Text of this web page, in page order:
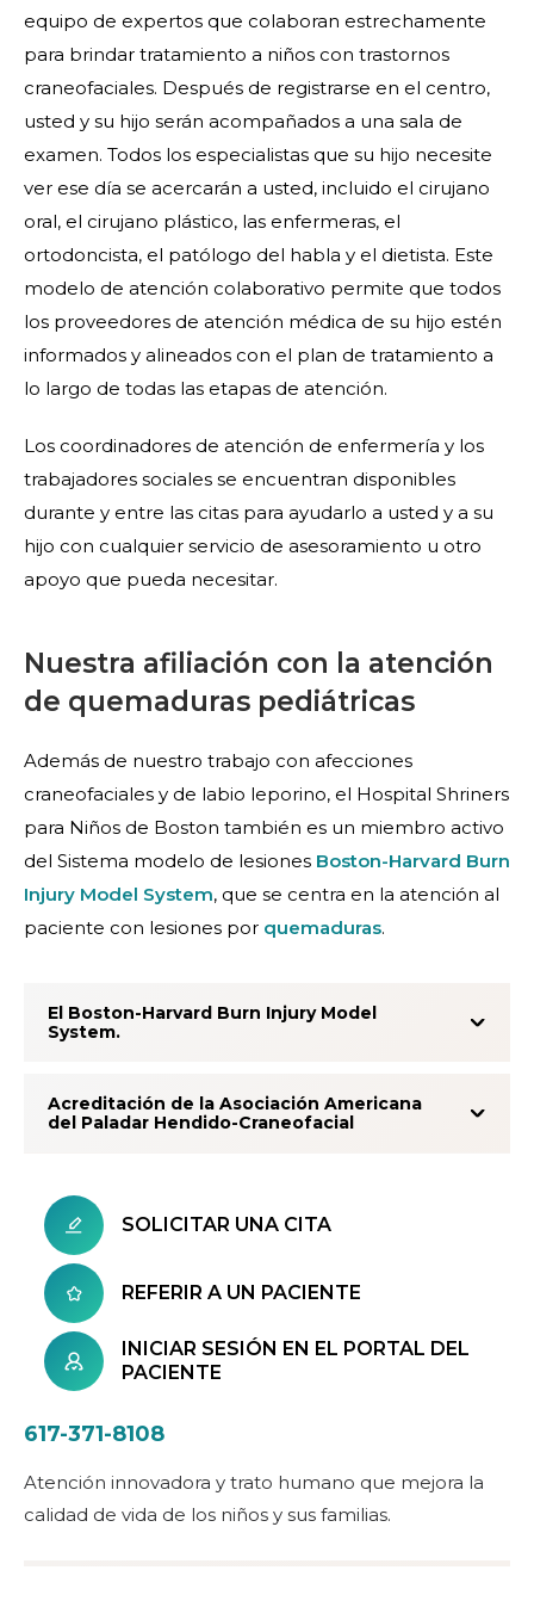
equipo de expertos que colaboran estrechamente
para brindar tratamiento a niños con trastornos
craneofaciales. Después de registrarse en el centro,
usted y su hijo serán acompañados a una sala de
examen. Todos los especialistas que su hijo necesite
ver ese día se acercarán a usted, incluido el cirujano
oral, el cirujano plástico, las enfermeras, el
ortodoncista, el patólogo del habla y el dietista. Este
modelo de atención colaborativo permite que todos
los proveedores de atención médica de su hijo estén
informados y alineados con el plan de tratamiento a
lo largo de todas las etapas de atención.
Los coordinadores de atención de enfermería y los
trabajadores sociales se encuentran disponibles
durante y entre las citas para ayudarlo a usted y a su
hijo con cualquier servicio de asesoramiento u otro
apoyo que pueda necesitar.
Nuestra afiliación con la atención
de quemaduras pediátricas
Además de nuestro trabajo con afecciones
craneofaciales y de labio leporino, el Hospital Shriners
para Niños de Boston también es un miembro activo
del Sistema modelo de lesiones Boston-Harvard Burn
Injury Model System, que se centra en la atención al
paciente con lesiones por quemaduras.
El Boston-Harvard Burn Injury Model
System.
Acreditación de la Asociación Americana
del Paladar Hendido-Craneofacial
SOLICITAR UNA CITA
REFERIR A UN PACIENTE
INICIAR SESIÓN EN EL PORTAL DEL
PACIENTE
617-371-8108
Atención innovadora y trato humano que mejora la
calidad de vida de los niños y sus familias.